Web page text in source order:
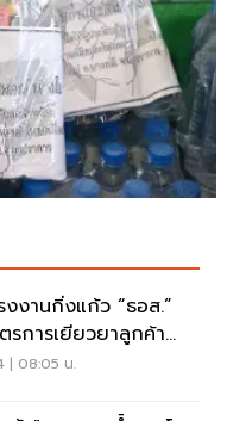
งงานกิ่งแก้ว “ธอส.”
การเยียวยาลูกค้า
| 08:05 น.